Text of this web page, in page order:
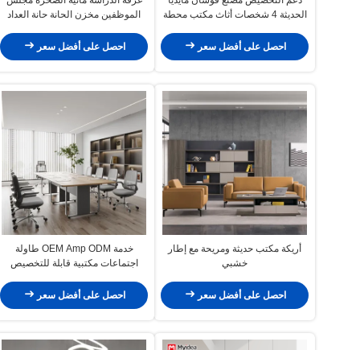
الحديثة 4 شخصات أثاث مكتب محطة
احصل على أفضل سعر
الموظفين مخزن الحانة حانة العداد
احصل على أفضل سعر
أريكة مكتب حديثة ومريحة مع إطار
خشبي
احصل على أفضل سعر
خدمة OEM Amp ODM طاولة
اجتماعات مكتبية قابلة للتخصيص
احصل على أفضل سعر